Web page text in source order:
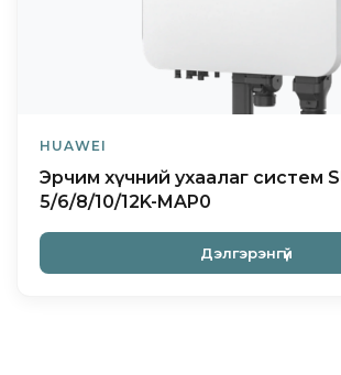
HUAWEI
Эрчим хүчний ухаалаг систем
5/6/8/10/12K-MAP0
Дэлгэрэнгүй